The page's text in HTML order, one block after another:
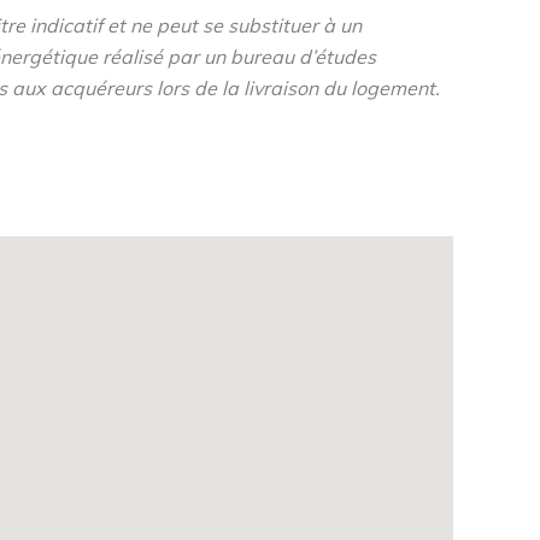
indicatif et ne peut se substituer à un
réalisé par un bureau d’études
aux acquéreurs lors de la livraison du logement.